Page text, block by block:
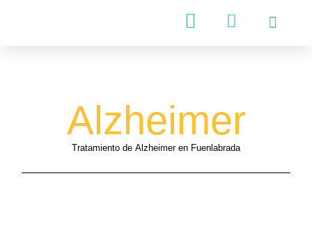
Alzheimer
Tratamiento de Alzheimer en Fuenlabrada